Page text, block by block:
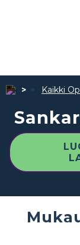
Kaikki